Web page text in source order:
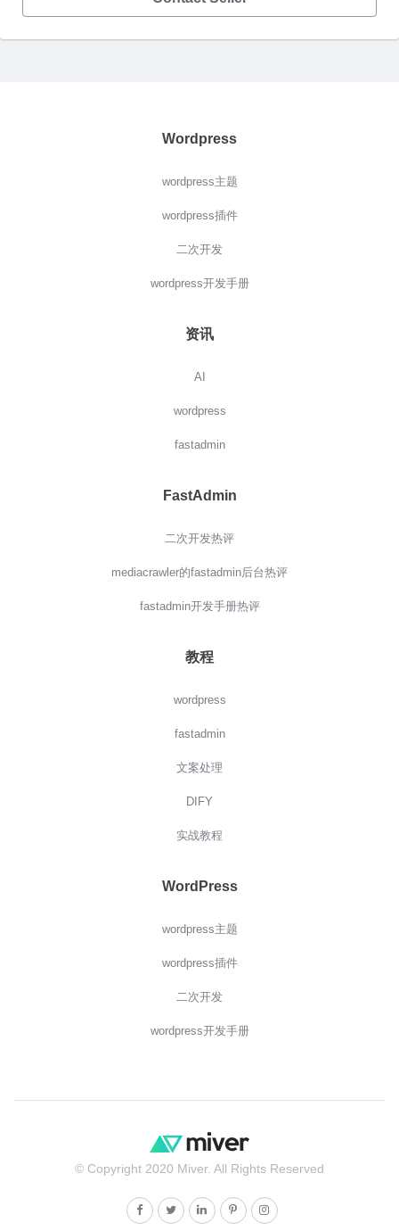
Wordpress
wordpress主题
wordpress插件
二次开发
wordpress开发手册
资讯
AI
wordpress
fastadmin
FastAdmin
二次开发热评
mediacrawler的fastadmin后台热评
fastadmin开发手册热评
教程
wordpress
fastadmin
文案处理
DIFY
实战教程
WordPress
wordpress主题
wordpress插件
二次开发
wordpress开发手册
© Copyright 2020 Miver. All Rights Reserved